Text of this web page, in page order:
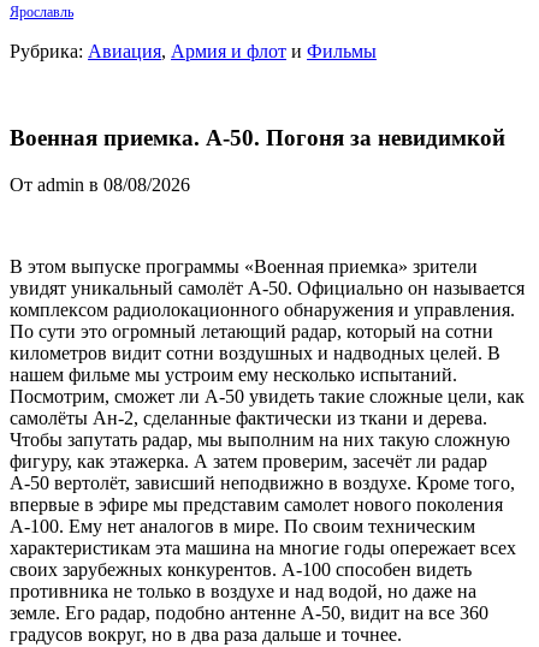
Ярославль
Рубрика: Авиация, Армия и флот и Фильмы
Военная приемка. А-50. Погоня за невидимкой
От admin в 08/08/2026
В этом выпуске программы «Военная приемка» зрители
увидят уникальный самолёт А-50. Официально он называется
комплексом радиолокационного обнаружения и управления.
По сути это огромный летающий радар, который на сотни
километров видит сотни воздушных и надводных целей. В
нашем фильме мы устроим ему несколько испытаний.
Посмотрим, сможет ли А-50 увидеть такие сложные цели, как
самолёты Ан-2, сделанные фактически из ткани и дерева.
Чтобы запутать радар, мы выполним на них такую сложную
фигуру, как этажерка. А затем проверим, засечёт ли радар
А-50 вертолёт, зависший неподвижно в воздухе. Кроме того,
впервые в эфире мы представим самолет нового поколения
А-100. Ему нет аналогов в мире. По своим техническим
характеристикам эта машина на многие годы опережает всех
своих зарубежных конкурентов. А-100 способен видеть
противника не только в воздухе и над водой, но даже на
земле. Его радар, подобно антенне А-50, видит на все 360
градусов вокруг, но в два раза дальше и точнее.